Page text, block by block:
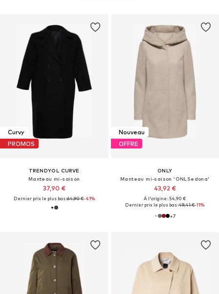
Curvy
PROMOS
TRENDYOL CURVE
Manteau mi-saison
37,90 €
Dernier prix le plus bas :64,90 €-41%
Nouveau
OFFRE
ONLY
Manteau mi-saison 'ONLSedona'
43,92 €
À l'origine : 54,90 €
Dernier prix le plus bas :49,41 €-11%
+7